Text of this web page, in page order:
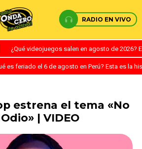
RADIO EN VIVO
¿Qué videojuegos salen en agosto de
es feriado el 6 de agosto en Perú? Esta es la
estrena el tema «No
| VIDEO